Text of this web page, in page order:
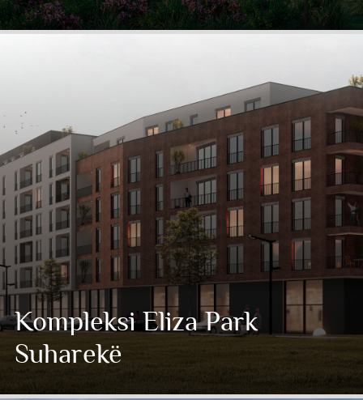
Kompleksi Eliza Park
Suharekë